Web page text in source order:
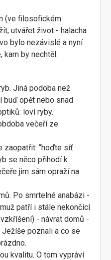
(ve filosofickém
utvářet život - halacha
bylo nezávislé a nyní
kam by nechtěl.
Jiná podoba než
buď opět nebo snad
loví ryby.
večeří ze
zaopatřit: “hoďte síť
se něco přihodí k
jim sám opraží na
Po smrtelné anabázi -
patří i stále nekončící
- návrat domů -
Ježíše poznali a co se
kvalitu. O tom vypráví